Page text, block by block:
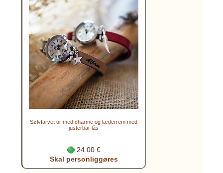
Sølvfarvet ur med charme og læderrem med
justerbar lås
24.00 €
Skal personliggøres